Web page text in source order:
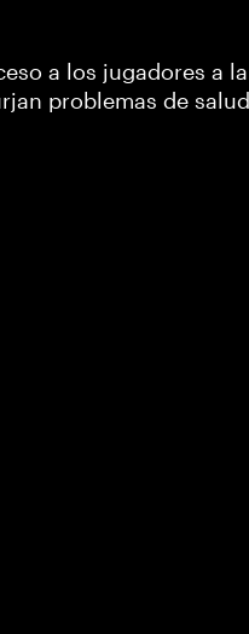
a los jugadores a la
problemas de salud